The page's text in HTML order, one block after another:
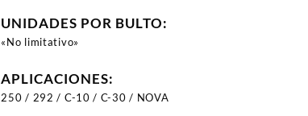
UNIDADES POR BULTO:
«No limitativo»
APLICACIONES:
250 / 292 / C-10 / C-30 / NOVA